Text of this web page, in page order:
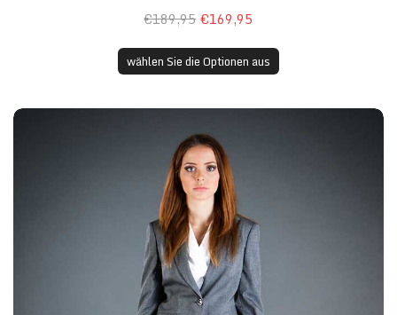
€189,95 €169,95
wählen Sie die Optionen aus